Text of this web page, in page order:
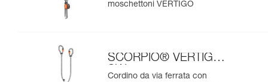
moschettoni VERTIGO
SCORPIO® VERTIGO
SW
Cordino da via ferrata con